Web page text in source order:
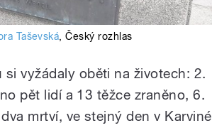
Taševská,Český rozhlas
vyžádaly oběti na životech: 2.
pět lidí a 13 těžce zraněno, 6.
mrtví, ve stejný den v Karviné